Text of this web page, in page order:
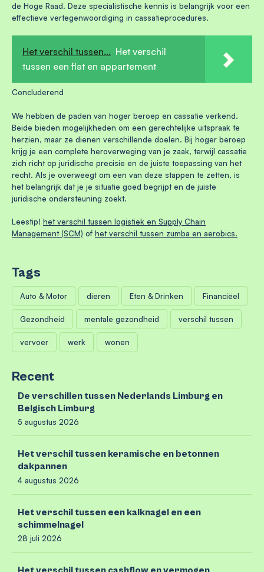
de Hoge Raad. Deze specialistische kennis is belangrijk voor een
effectieve vertegenwoordiging in cassatieprocedures.
Het verschil tussen... Het verschil
tussen een flat en appartement
Concluderend
We hebben de paden van hoger beroep en cassatie verkend.
Beide bieden mogelijkheden om een gerechtelijke uitspraak te
herzien, maar ze dienen verschillende doelen. Bij hoger beroep
krijg je een complete heroverweging van je zaak, terwijl cassatie
zich richt op juridische precisie en de juiste toepassing van het
recht. Als je overweegt om een van deze stappen te zetten, is
het belangrijk dat je je situatie goed begrijpt en de juiste
juridische ondersteuning zoekt.
Leestip! het verschil tussen logistiek en Supply Chain
Management (SCM) of het verschil tussen zumba en aerobics.
Tags
Auto & Motor dieren Eten & Drinken Financiëel
Gezondheid mentale gezondheid verschil tussen
vervoer werk wonen
Recent
De verschillen tussen Nederlands Limburg en
Belgisch Limburg
5 augustus 2026
Het verschil tussen keramische en betonnen
dakpannen
4 augustus 2026
Het verschil tussen een kalknagel en een
schimmelnagel
28 juli 2026